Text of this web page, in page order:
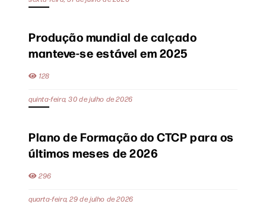
Produção mundial de calçado
manteve-se estável em 2025
128
quinta-feira, 30 de julho de 2026
Plano de Formação do CTCP para os
últimos meses de 2026
296
quarta-feira, 29 de julho de 2026